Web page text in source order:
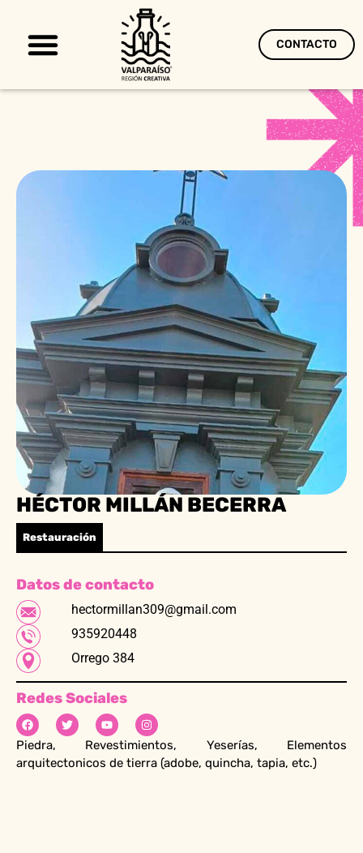
CONTACTO
HÉCTOR MILLÁN BECERRA
Restauración
Datos de contacto
hectormillan309@gmail.com
935920448
Orrego 384
Redes Sociales
Piedra, Revestimientos, Yeserías, Elementos
arquitectonicos de tierra (adobe, quincha, tapia, etc.)